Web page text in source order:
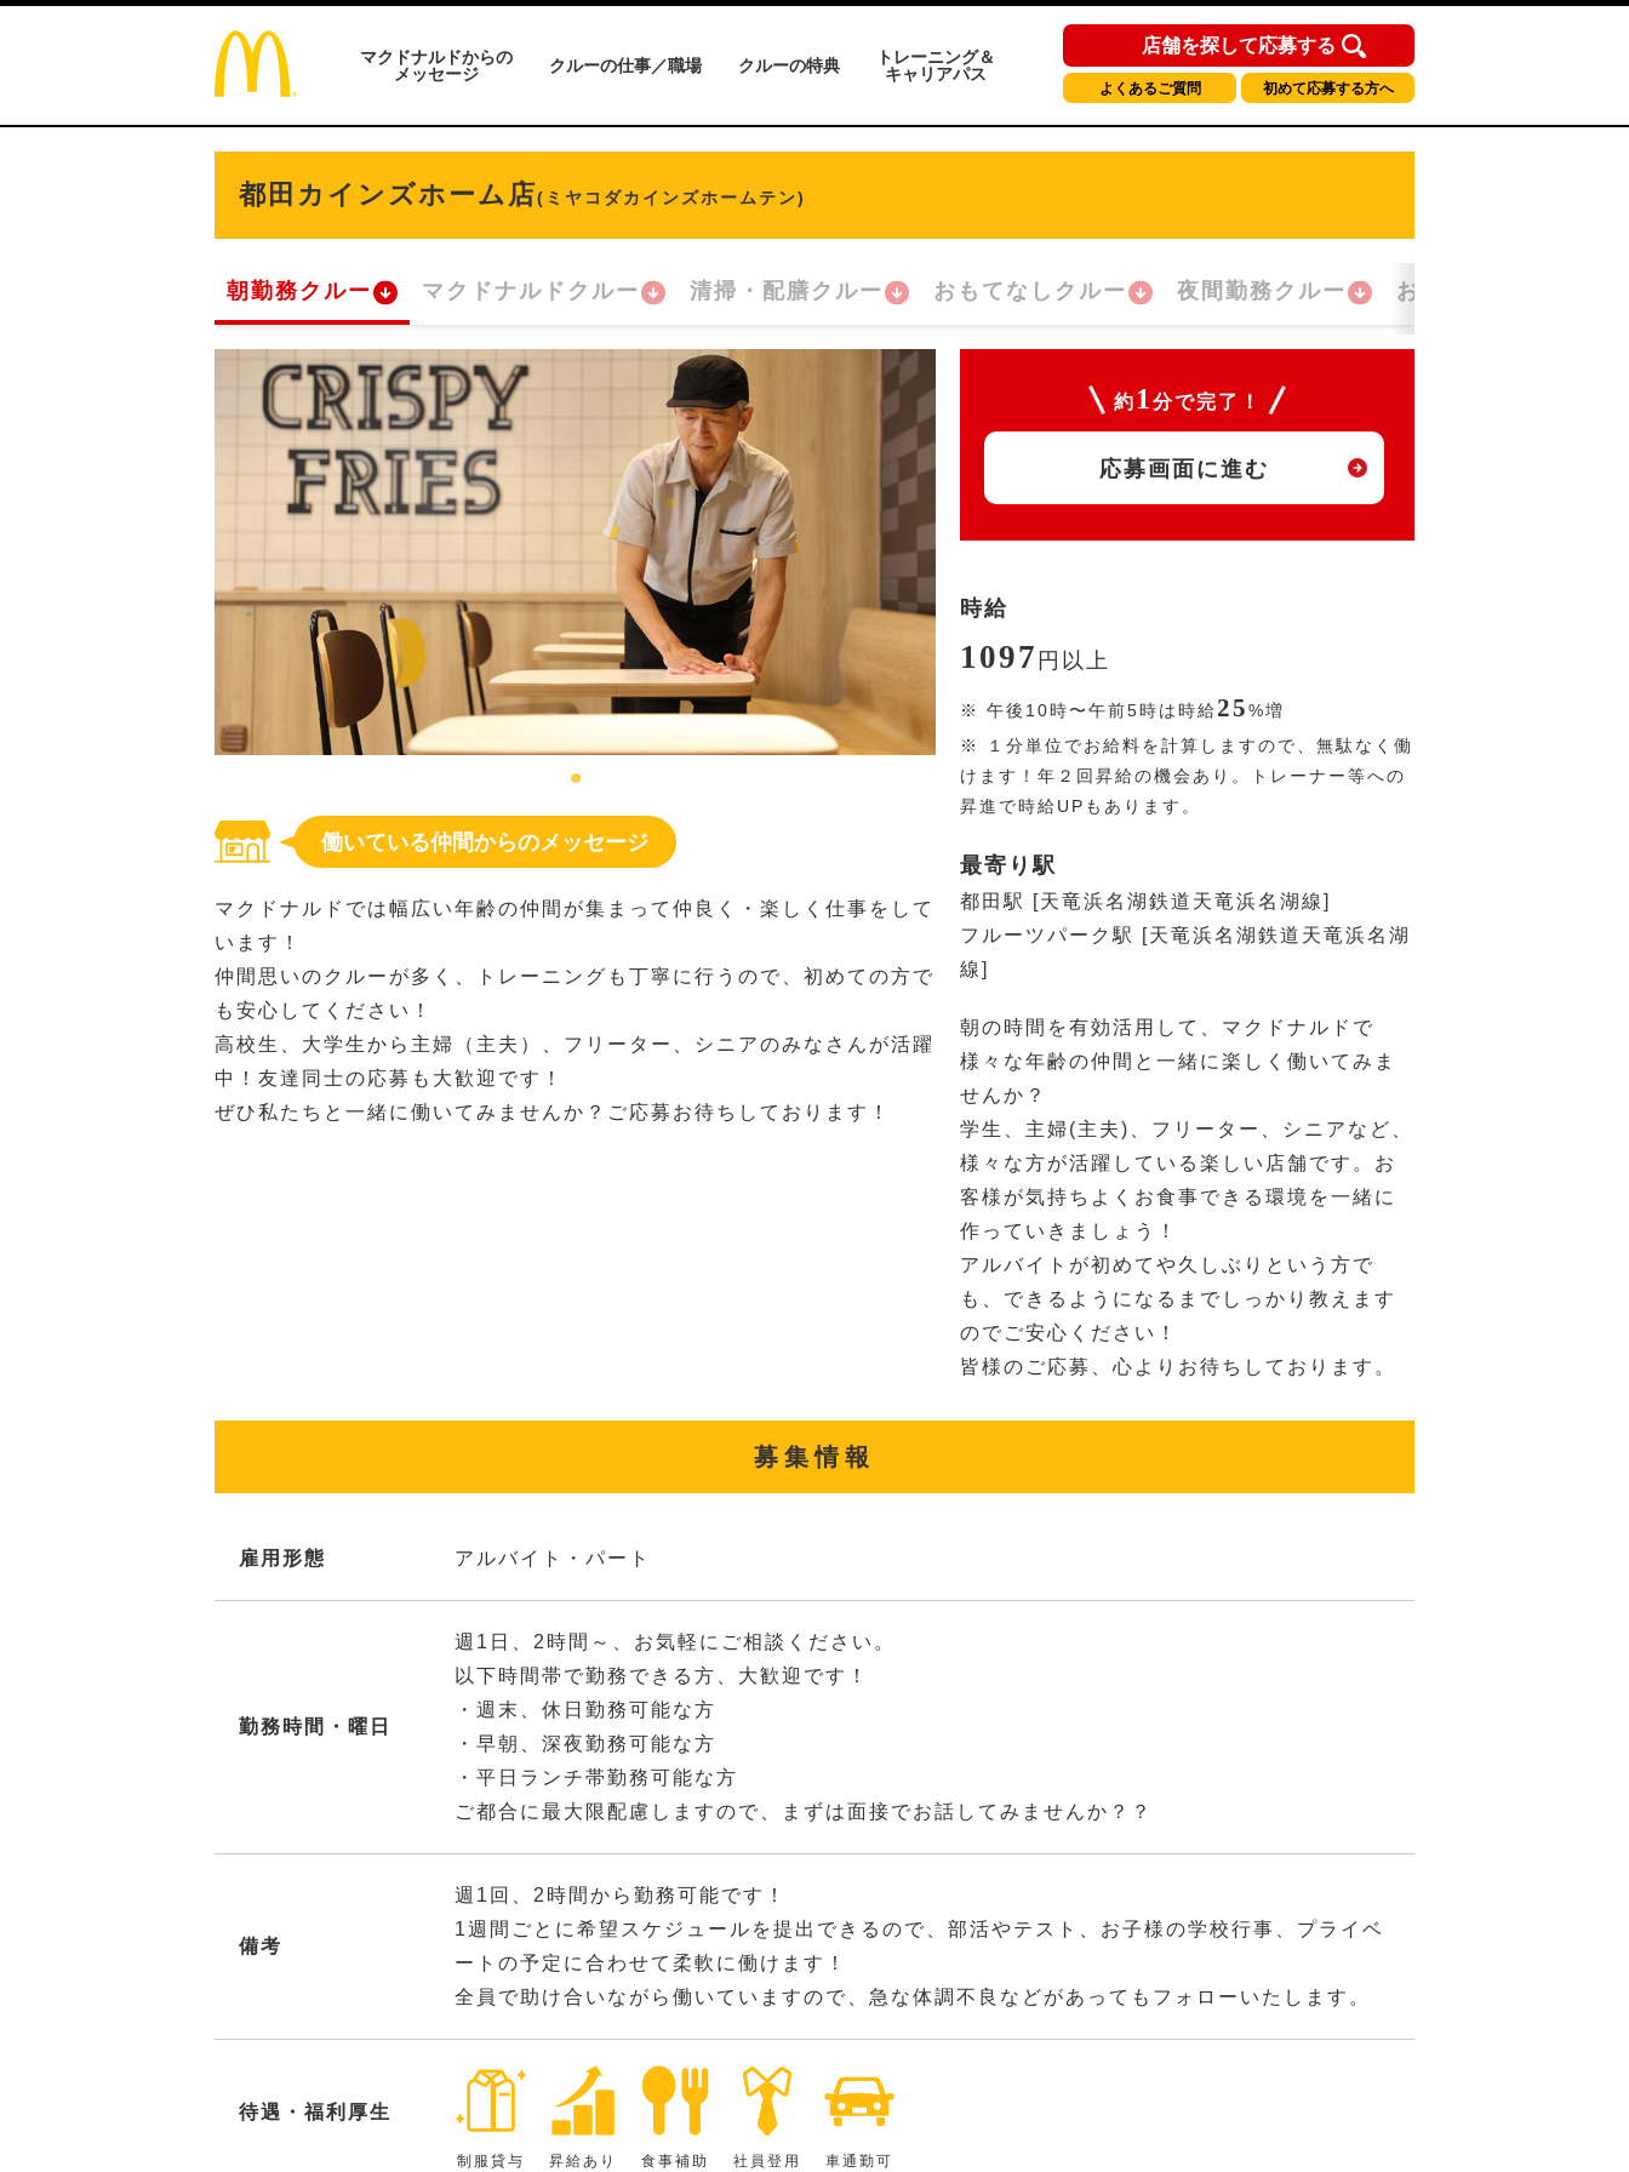
マクドナルドからの
メッセージ
クルーの仕事／職場 クルーの特典
トレーニング＆
キャリアパス
店舗を探して応募する
よくあるご質問 初めて応募する方へ
都田カインズホーム店(ミヤコダカインズホームテン)
朝勤務クルー マクドナルドクルー 清掃・配膳クルー おもてなしクルー 夜間勤務クルー おかえり！クルー
働いている仲間からのメッセージ
マクドナルドでは幅広い年齢の仲間が集まって仲良く・楽しく仕事をして
います！
仲間思いのクルーが多く、トレーニングも丁寧に行うので、初めての方で
も安心してください！
高校生、大学生から主婦（主夫）、フリーター、シニアのみなさんが活躍
中！友達同士の応募も大歓迎です！
ぜひ私たちと一緒に働いてみませんか？ご応募お待ちしております！
約 1 分で完了！
応募画面に進む
時給
1097 円 以上
※ 午後10時〜午前5時は時給25%増
※
１分単位でお給料を計算しますので、無駄なく働
けます！年２回昇給の機会あり。トレーナー等への
昇進で時給UPもあります。
最寄り駅
都田駅 [天竜浜名湖鉄道天竜浜名湖線]
フルーツパーク駅 [天竜浜名湖鉄道天竜浜名湖
線]
朝の時間を有効活用して、マクドナルドで
様々な年齢の仲間と一緒に楽しく働いてみま
せんか？
学生、主婦(主夫)、フリーター、シニアなど、
様々な方が活躍している楽しい店舗です。お
客様が気持ちよくお食事できる環境を一緒に
作っていきましょう！
アルバイトが初めてや久しぶりという方で
も、できるようになるまでしっかり教えます
のでご安心ください！
皆様のご応募、心よりお待ちしております。
募集情報
雇用形態 アルバイト・パート
勤務時間・曜日
週1日、2時間～、お気軽にご相談ください。
以下時間帯で勤務できる方、大歓迎です！
・週末、休日勤務可能な方
・早朝、深夜勤務可能な方
・平日ランチ帯勤務可能な方
ご都合に最大限配慮しますので、まずは面接でお話してみませんか？？
備考
週1回、2時間から勤務可能です！
1週間ごとに希望スケジュールを提出できるので、部活やテスト、お子様の学校行事、プライベ
ートの予定に合わせて柔軟に働けます！
全員で助け合いながら働いていますので、急な体調不良などがあってもフォローいたします。
待遇・福利厚生
制服貸与 昇給あり 食事補助 社員登用 車通勤可